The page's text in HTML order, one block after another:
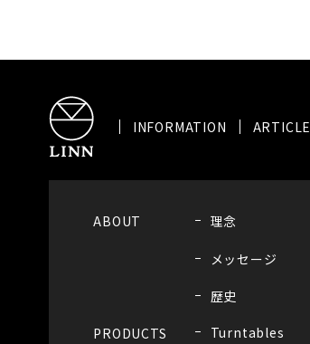
INFORMATION ARTICLE
ABOUT 理念
メッセージ
歴史
PRODUCTS Turntables